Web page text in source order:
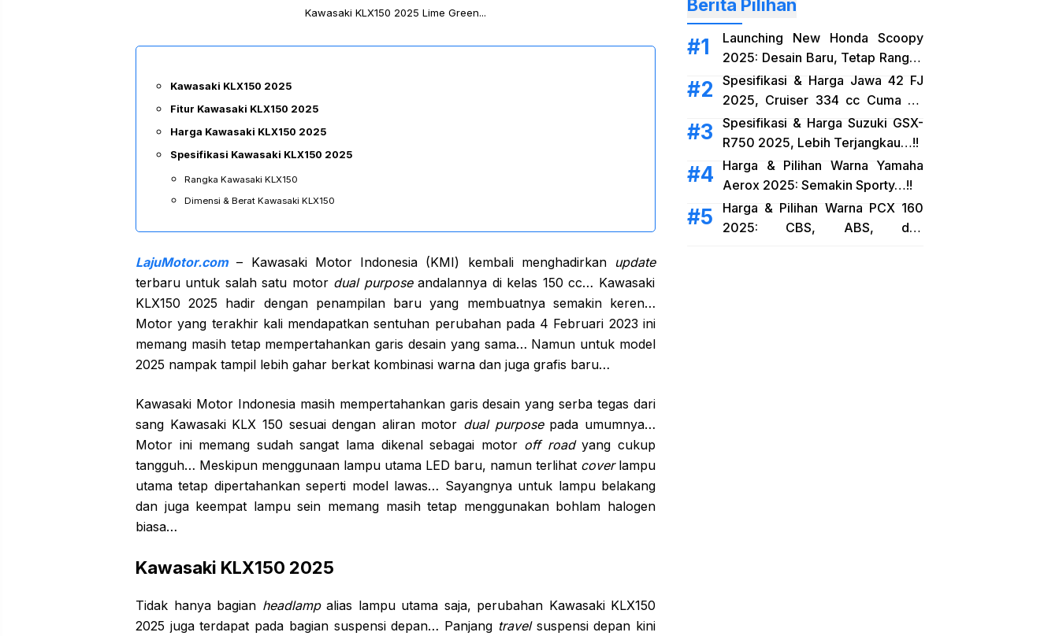
Kawasaki KLX150 2025 Lime Green...
Kawasaki KLX150 2025
Fitur Kawasaki KLX150 2025
Harga Kawasaki KLX150 2025
Spesifikasi Kawasaki KLX150 2025
Rangka Kawasaki KLX150
Dimensi & Berat Kawasaki KLX150
LajuMotor.com– Kawasaki Motor Indonesia (KMI) kembali menghadirkan update
terbaru untuk salah satu motor dual purposeandalannya di kelas 150 cc… Kawasaki
KLX150 2025 hadir dengan penampilan baru yang membuatnya semakin keren…
Motor yang terakhir kali mendapatkan sentuhan perubahan pada 4 Februari 2023 ini
memang masih tetap mempertahankan garis desain yang sama… Namun untuk model
2025 nampak tampil lebih gahar berkat kombinasi warna dan juga grafis baru…
Kawasaki Motor Indonesia masih mempertahankan garis desain yang serba tegas dari
sang Kawasaki KLX 150 sesuai dengan aliran motor dual purposepada umumnya…
Motor ini memang sudah sangat lama dikenal sebagai motor off roadyang cukup
tangguh… Meskipun menggunaan lampu utama LED baru, namun terlihat coverlampu
utama tetap dipertahankan seperti model lawas… Sayangnya untuk lampu belakang
dan juga keempat lampu sein memang masih tetap menggunakan bohlam halogen
biasa…
Kawasaki KLX150 2025
Tidak hanya bagian headlampalias lampu utama saja, perubahan Kawasaki KLX150
2025 juga terdapat pada bagian suspensi depan… Panjang travelsuspensi depan kini
Berita Pilihan
Launching New Honda Scoopy
2025: Desain Baru, Tetap Rangka
eSAF…!!
Spesifikasi & Harga Jawa 42 FJ
2025, Cruiser 334 cc Cuma 38
Jutaan…!!
Spesifikasi & Harga Suzuki GSX-
R750 2025, Lebih Terjangkau…!!
Harga & Pilihan Warna Yamaha
Aerox 2025: Semakin Sporty…!!
Harga & Pilihan Warna PCX 160
2025: CBS, ABS, dan